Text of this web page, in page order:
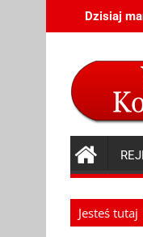
to
Dzisiaj
Jesteś tutaj